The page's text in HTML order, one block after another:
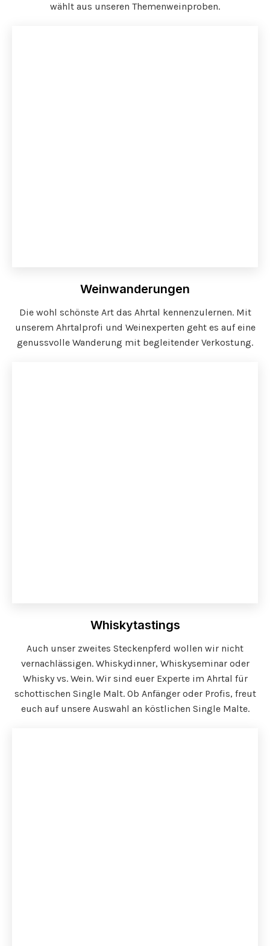
wählt aus unseren Themenweinproben.
Weinwanderungen
Die wohl schönste Art das Ahrtal kennenzulernen. Mit
unserem Ahrtalprofi und Weinexperten geht es auf eine
genussvolle Wanderung mit begleitender Verkostung.
Whiskytastings
Auch unser zweites Steckenpferd wollen wir nicht
vernachlässigen. Whiskydinner, Whiskyseminar oder
Whisky vs. Wein. Wir sind euer Experte im Ahrtal für
schottischen Single Malt. Ob Anfänger oder Profis, freut
euch auf unsere Auswahl an köstlichen Single Malte.